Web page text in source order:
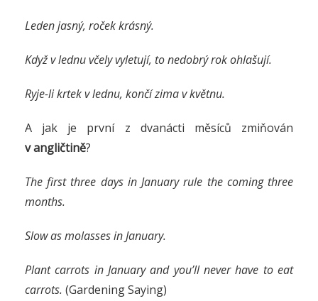
Leden jasný, roček krásný.
Když v lednu včely vyletují, to nedobrý rok ohlašují.
Ryje-li krtek v lednu, končí zima v květnu.
A jak je první z dvanácti měsíců zmiňován
v angličtině?
The first three days in January rule the coming three
months.
Slow as molasses in January.
Plant carrots in January and you’ll never have to eat
carrots. (Gardening Saying)